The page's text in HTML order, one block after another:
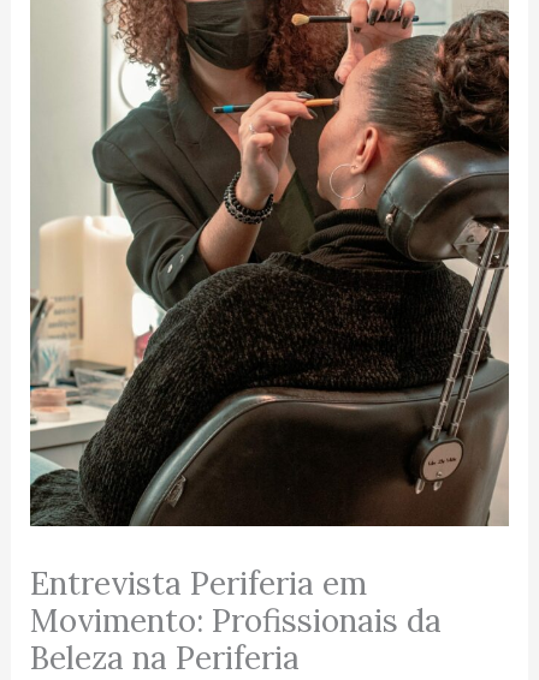
Entrevista Periferia em
Movimento: Profissionais da
Beleza na Periferia